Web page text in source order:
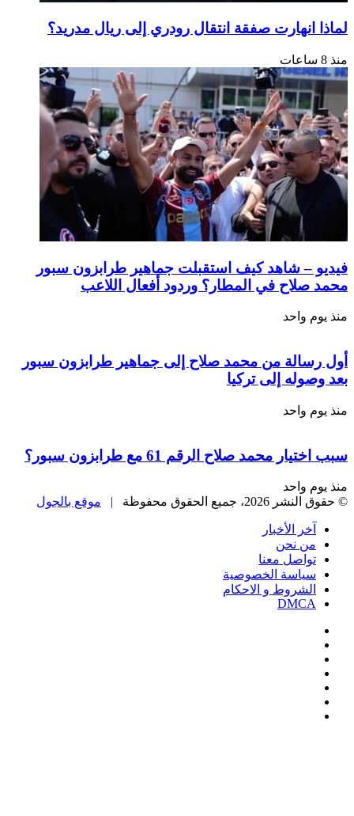
لماذا انهارت صفقة انتقال رودري إلى ريال مدريد؟
منذ 8 ساعات
فيديو – شاهد كيف استقبلت جماهير طرابزون سبور
محمد صلاح في المطار؟ وردود أفعال اللاعب
منذ يوم واحد
أول رسالة من محمد صلاح إلى جماهير طرابزون سبور
بعد وصوله إلى تركيا
منذ يوم واحد
سبب اختيار محمد صلاح الرقم 61 مع طرابزون سبور؟
منذ يوم واحد
© حقوق النشر 2026، جميع الحقوق محفوظة |
موقع بالجول
آخر الأخبار
من نحن
تواصل معنا
سياسة الخصوصية
الشروط و الاحكام
DMCA